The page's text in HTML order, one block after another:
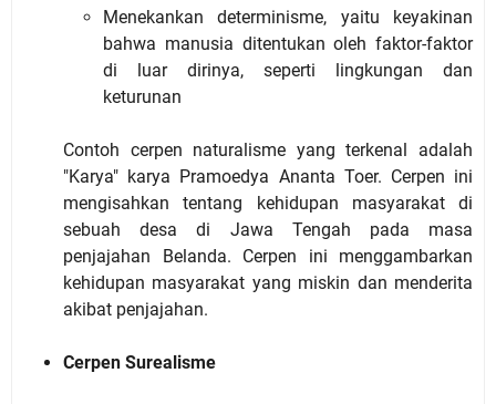
Menekankan determinisme, yaitu keyakinan
bahwa manusia ditentukan oleh faktor-faktor
di luar dirinya, seperti lingkungan dan
keturunan
Contoh cerpen naturalisme yang terkenal adalah
"Karya" karya Pramoedya Ananta Toer. Cerpen ini
mengisahkan tentang kehidupan masyarakat di
sebuah desa di Jawa Tengah pada masa
penjajahan Belanda. Cerpen ini menggambarkan
kehidupan masyarakat yang miskin dan menderita
akibat penjajahan.
Cerpen Surealisme